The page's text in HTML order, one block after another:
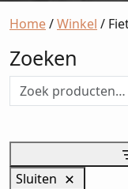
Home/Winkel /
Zoeken
Sluiten